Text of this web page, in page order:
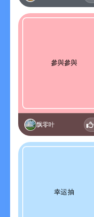
參與參與
飘零叶
幸运抽